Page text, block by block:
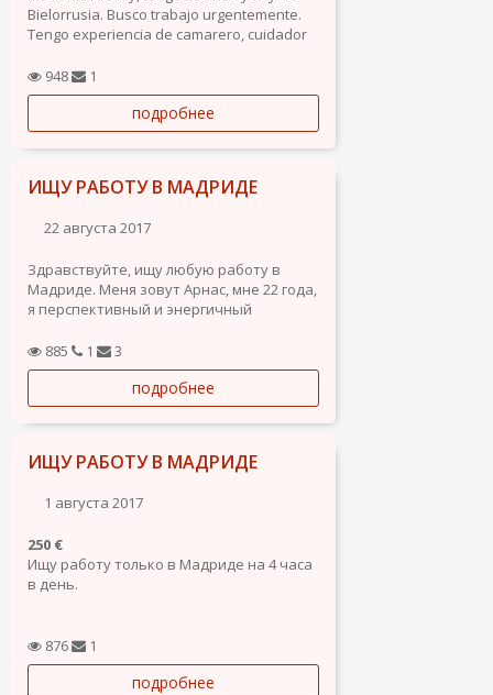
Bielorrusia. Busco trabajo urgentemente.
Tengo experiencia de camarero, cuidador
comerciante y asistente de compras
(personal shopper). Tengo buena
presencia y sea cual sea el cliente se
queda contento por la manera que tengo
de llevar el trabajo. Hablo ruso, bielorruso,
948 1
подробнее
ИЩУ РАБОТУ В МАДРИДЕ
22 августа 2017
Здравствуйте, ищу любую работу в
Мадриде. Меня зовут Арнас, мне 22 года,
я перспективный и энергичный
гражданство и прописку на жительство
в Мадриде. Умею готовить убрать,
носить, ремонтировать, пользоваться
ПК и так далее...
885 1 3
подробнее
ИЩУ РАБОТУ В МАДРИДЕ
1 августа 2017
250 €
Ищу работу только в Мадриде на 4 часа
в день.
876 1
подробнее